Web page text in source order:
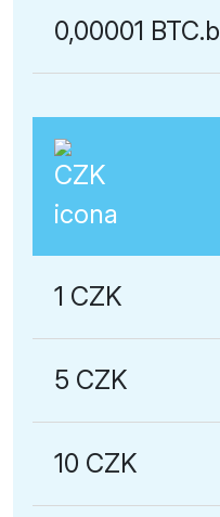
0,00001 BTC.b
1 CZK
5 CZK
10 CZK